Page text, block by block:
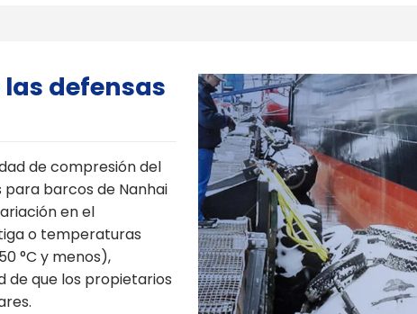
defensas
de compresión del
barcos de Nanhai
en el
o temperaturas
°C y menos),
de que los propietarios